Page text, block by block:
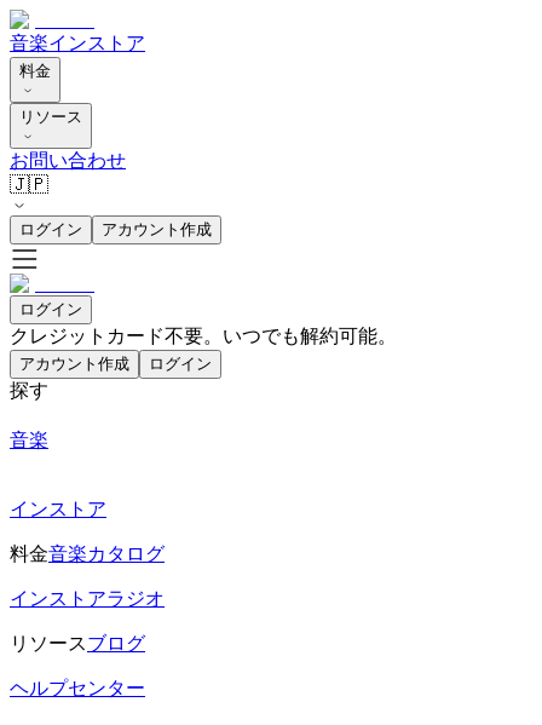
音楽インストア
料金
リソース
お問い合わせ
🇯🇵
ログイン アカウント作成
ログイン
クレジットカード不要。いつでも解約可能。
アカウント作成 ログイン
探す
音楽
インストア
料金音楽カタログ
インストアラジオ
リソースブログ
ヘルプセンター